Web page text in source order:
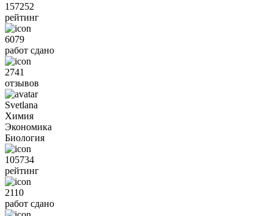
157252
рейтинг
6079
работ сдано
2741
отзывов
Svetlana
Химия
Экономика
Биология
105734
рейтинг
2110
работ сдано